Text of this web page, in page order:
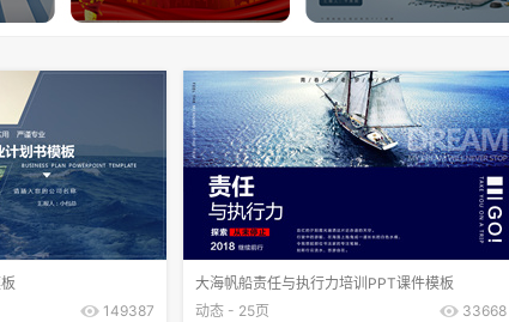
149387
大海帆船责任与执行力培训PPT课件模板
动态 - 25页
33668